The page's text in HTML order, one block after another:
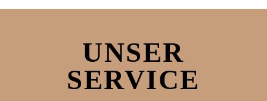
UNSER
SERVICE